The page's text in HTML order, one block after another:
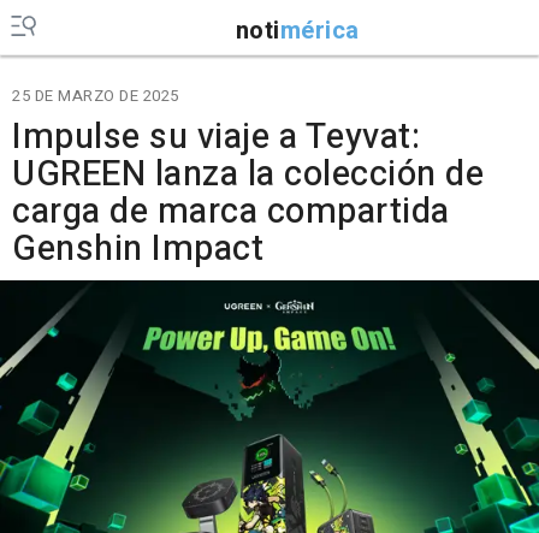
notimérica
25 DE MARZO DE 2025
Impulse su viaje a Teyvat:
UGREEN lanza la colección de
carga de marca compartida
Genshin Impact